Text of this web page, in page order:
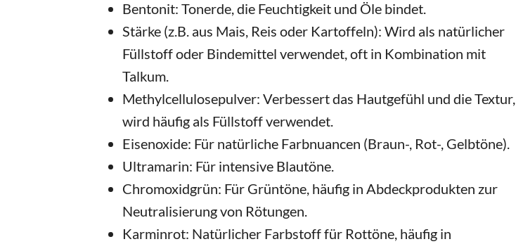
Bentonit: Tonerde, die Feuchtigkeit und Öle bindet.
Stärke (z.B. aus Mais, Reis oder Kartoffeln): Wird als natürlicher
Füllstoff oder Bindemittel verwendet, oft in Kombination mit
Talkum.
Methylcellulosepulver: Verbessert das Hautgefühl und die Textur,
wird häufig als Füllstoff verwendet.
Eisenoxide: Für natürliche Farbnuancen (Braun-, Rot-, Gelbtöne).
Ultramarin: Für intensive Blautöne.
Chromoxidgrün: Für Grüntöne, häufig in Abdeckprodukten zur
Neutralisierung von Rötungen.
Karminrot: Natürlicher Farbstoff für Rottöne, häufig in